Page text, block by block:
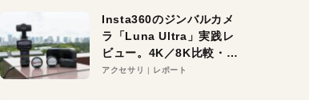
る未来はすぐそこ！
Insta360のジンバルカメ
ラ「Luna Ultra」実践レ
ビュー。4K／8K比較・ズ
ーム・夜間撮影をチェッ
アクセサリ レポート